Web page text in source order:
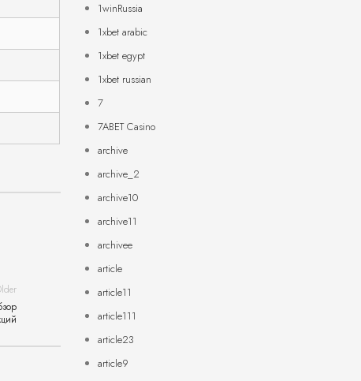
1winRussia
1xbet arabic
1xbet egypt
1xbet russian
7
7ABET Casino
archive
archive_2
archive10
archive11
archivee
article
article11
article111
article23
article9